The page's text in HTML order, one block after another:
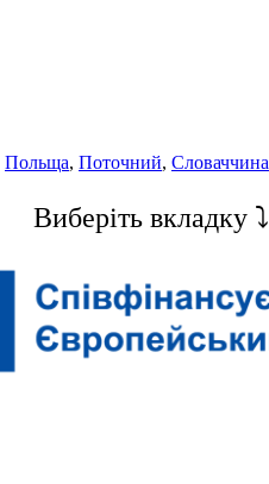
Польща, Поточний, Словаччина
Виберіть вкладку ⤵